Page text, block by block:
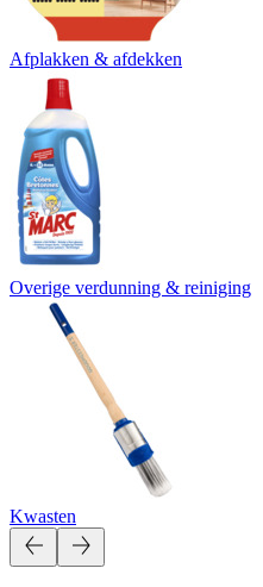
Afplakken & afdekken
Overige verdunning & reiniging
Kwasten